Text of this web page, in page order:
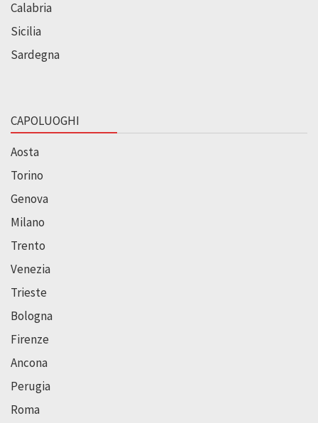
Calabria
Sicilia
Sardegna
CAPOLUOGHI
Aosta
Torino
Genova
Milano
Trento
Venezia
Trieste
Bologna
Firenze
Ancona
Perugia
Roma